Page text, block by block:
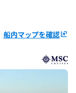
船内マップを確認ungroup